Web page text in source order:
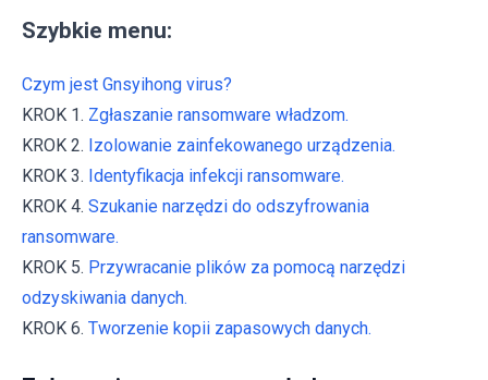
Szybkie menu:
Czym jest Gnsyihong virus?
KROK 1. Zgłaszanie ransomware władzom.
KROK 2. Izolowanie zainfekowanego urządzenia.
KROK 3. Identyfikacja infekcji ransomware.
KROK 4. Szukanie narzędzi do odszyfrowania
ransomware.
KROK 5. Przywracanie plików za pomocą narzędzi
odzyskiwania danych.
KROK 6. Tworzenie kopii zapasowych danych.